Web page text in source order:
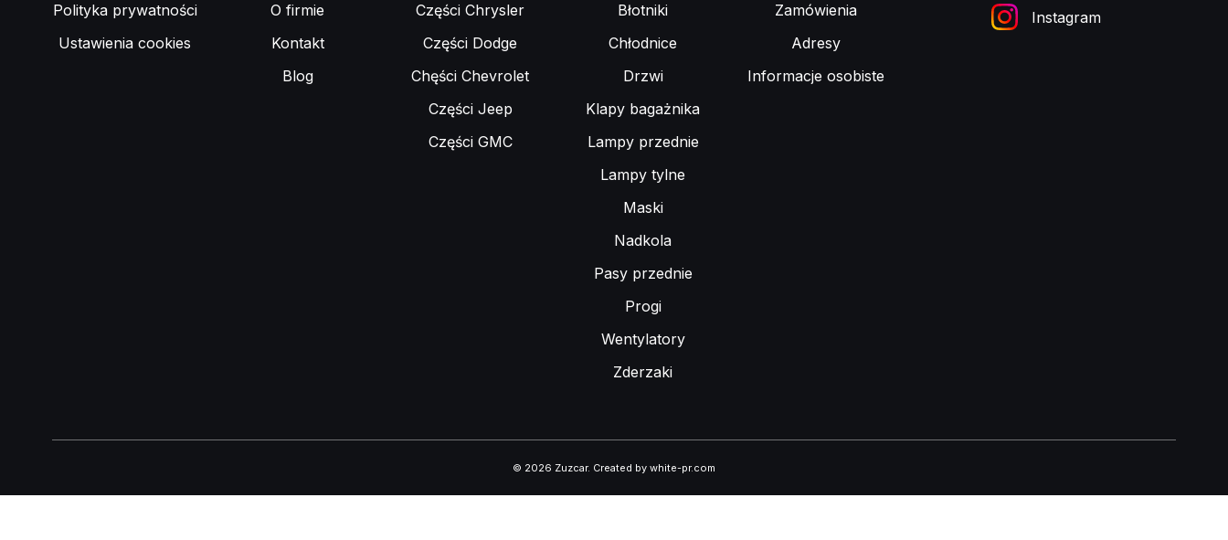
Polityka prywatności
Ustawienia cookies
O firmie
Kontakt
Blog
Części Chrysler
Części Dodge
Chęści Chevrolet
Części Jeep
Części GMC
Błotniki
Chłodnice
Drzwi
Klapy bagażnika
Lampy przednie
Lampy tylne
Maski
Nadkola
Pasy przednie
Progi
Wentylatory
Zderzaki
Zamówienia
Adresy
Informacje osobiste
Instagram
© 2026 Zuzcar. Created by white-pr.com